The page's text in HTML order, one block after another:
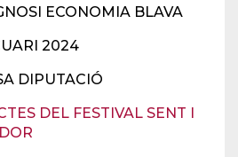
ECONOMIA BLAVA
2024
DIPUTACIÓ
DEL FESTIVAL SENT I